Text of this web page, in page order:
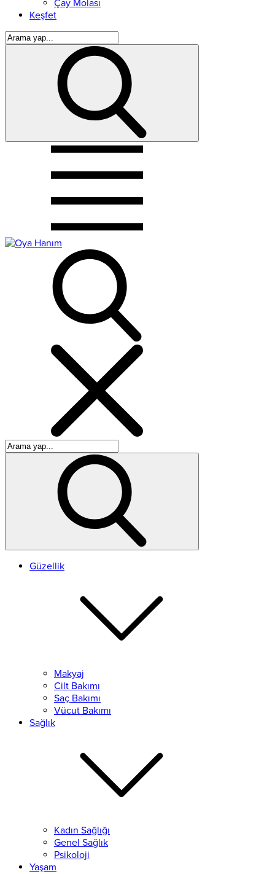
Çay Molası
Keşfet
Güzellik
Makyaj
Cilt Bakımı
Saç Bakımı
Vücut Bakımı
Sağlık
Kadın Sağlığı
Genel Sağlık
Psikoloji
Yaşam